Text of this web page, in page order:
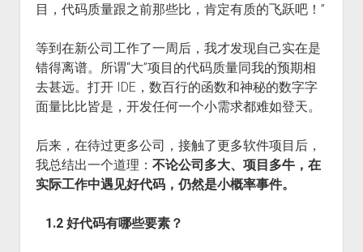
目，代码质量跟之前那些比，肯定有质的飞跃吧！”
等到在新公司工作了一周后，我才发现自己实在是
错得离谱。所谓“大”项目的代码质量同我的预期相
去甚远。打开 IDE，数百行的函数和神秘的数字字
面量比比皆是，开发任何一个小需求都难如登天。
后来，在待过更多公司，接触了更多软件项目后，
我总结出一个道理： 不论公司多大、项目多牛，在
实际工作中遇见好代码，仍然是小概率事件。
1.2 好代码有哪些要素？